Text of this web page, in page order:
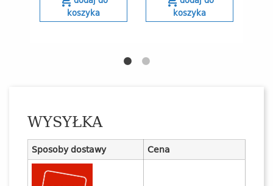
koszyka
koszyka
WYSYŁKA
Sposoby dostawy Cena